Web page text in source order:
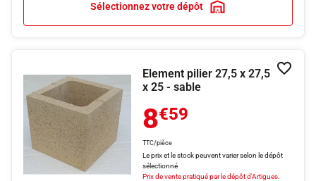
Sélectionnez votre dépôt
Element pilier 27,5 x 27,5
x 25 - sable
8€59
TTC/pièce
Le prix et le stock peuvent varier selon le dépôt
sélectionné
Prix de vente pratiqué par le dépôt d'Artigues.